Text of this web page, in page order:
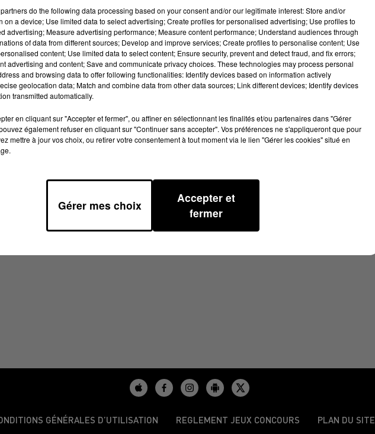
2024
GÉNÉRALES D’UTILISATION REGLEMENT JEUX CONCOURS PLAN DU SITE
do the following data processing based on your consent and/or our legitimate interest: Store and/or
on a device; Use limited data to select advertising; Create profiles for personalised advertising; Use profiles to
advertising; Measure advertising performance; Measure content performance; Understand audiences through
of data from different sources; Develop and improve services; Create profiles to personalise content; Use
content; Use limited data to select content; Ensure security, prevent and detect fraud, and fix errors;
advertising and content; Save and communicate privacy choices. These technologies may process personal
and browsing data to offer following functionalities: Identify devices based on information actively
geolocation data; Match and combine data from other data sources; Link different devices; Identify devices
transmitted automatically.
en cliquant sur "Accepter et fermer", ou affiner en sélectionnant les finalités et/ou partenaires dans "Gérer
également refuser en cliquant sur "Continuer sans accepter". Vos préférences ne s'appliqueront que pour
mettre à jour vos choix, ou retirer votre consentement à tout moment via le lien "Gérer les cookies" situé en
Gérer mes choix
Accepter et
fermer